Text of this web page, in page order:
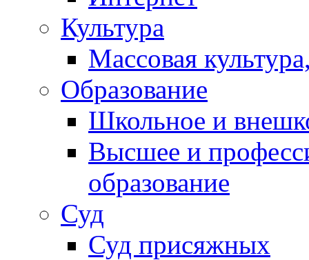
Культура
Массовая
Образование
Школьное и
Высшее и
образование
Суд
Суд присяжных